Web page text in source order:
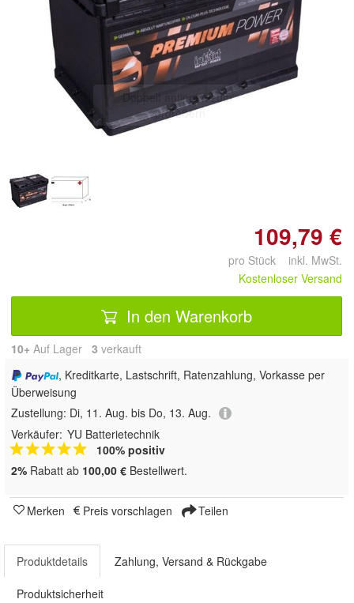
Doppelt antippen zum
vergrößern
109,79 €
pro Stück inkl. MwSt.
Kostenloser Versand
In den Warenkorb
10+ Auf Lager 3 verkauft
, Kreditkarte, Lastschrift, Ratenzahlung, Vorkasse per
Überweisung
Zustellung: Di, 11. Aug. bis Do, 13. Aug.
Verkäufer: YU Batterietechnik
100% positiv
2% Rabatt ab 100,00 € Bestellwert.
Merken Preis vorschlagen Teilen
Produktdetails Zahlung, Versand & Rückgabe
Produktsicherheit